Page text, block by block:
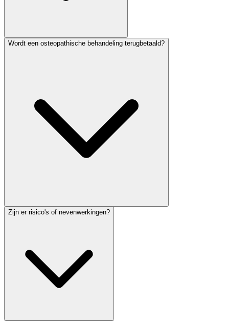
Wordt een osteopathische behandeling terugbetaald?
Zijn er risico's of nevenwerkingen?